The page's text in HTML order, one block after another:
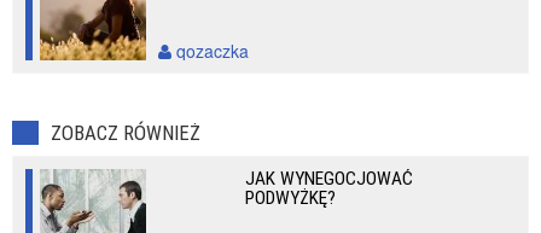
qozaczka
ZOBACZ RÓWNIEŻ
JAK WYNEGOCJOWAĆ
PODWYŻKĘ?